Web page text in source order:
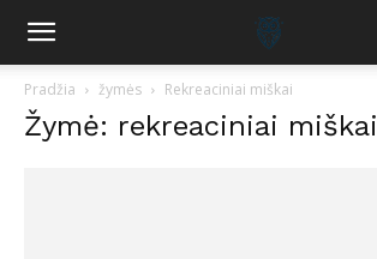
Pradžia žymės Rekreaciniai miškai
Žymė: rekreaciniai miškai